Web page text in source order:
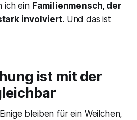
ich ein Familienmensch, der
involviert. Und das ist
ist mit der
bleiben für ein Weilchen,